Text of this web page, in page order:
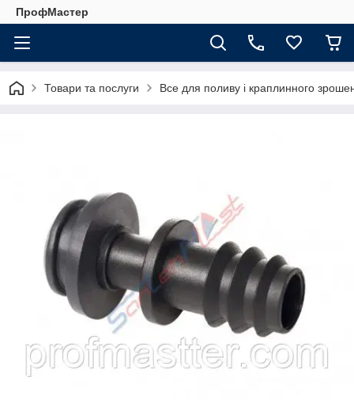
ПрофМастер
Товари та послуги Все для поливу і краплинного